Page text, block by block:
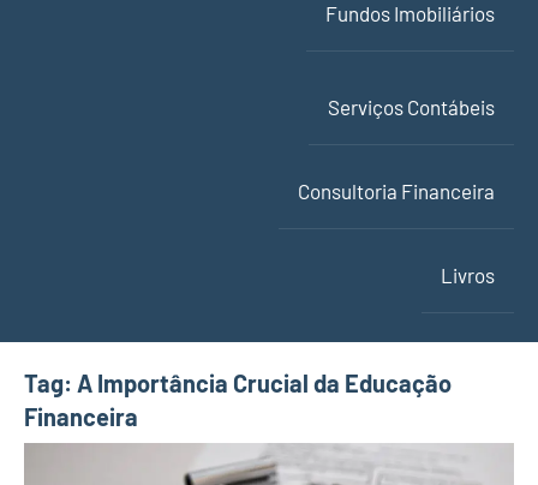
Fundos Imobiliários
Serviços Contábeis
Consultoria Financeira
Livros
Tag: A Importância Crucial da Educação
Financeira